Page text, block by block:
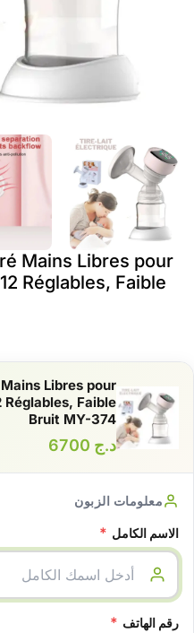
Mains Libres pour
Réglables, Faible
Libres pour
Faible
Bruit MY-374
د.ج
معلومات الزبون
الاسم الكامل *
رقم الهاتف *